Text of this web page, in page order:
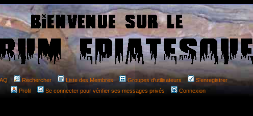
Rechercher Liste des Membres Groupes d'utilisateurs
S'enregistrer
Profil
Se connecter pour vérifier ses messages privés Connexion